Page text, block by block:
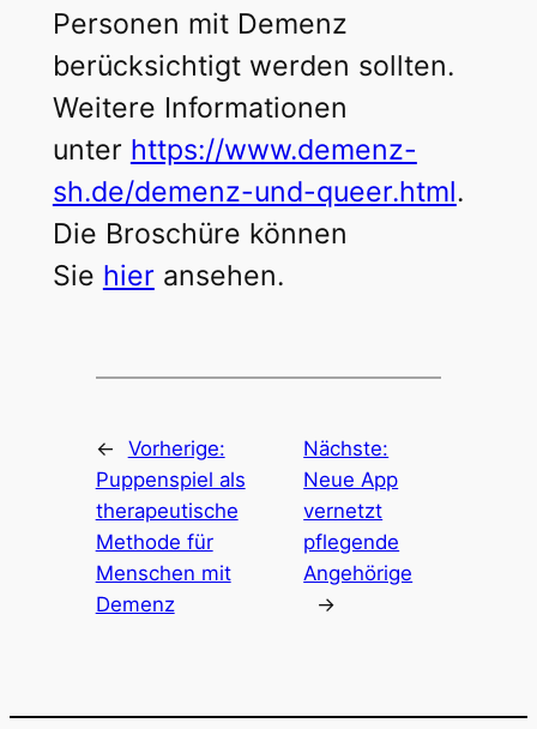
Personen mit Demenz
berücksichtigt werden sollten.
Weitere Informationen
unter https://www.demenz-
sh.de/demenz-und-queer.html.
Die Broschüre können
Sie hier ansehen.
←
Vorherige:
Puppenspiel als
therapeutische
Methode für
Menschen mit
Demenz
Nächste:
Neue App
vernetzt
pflegende
Angehörige
→